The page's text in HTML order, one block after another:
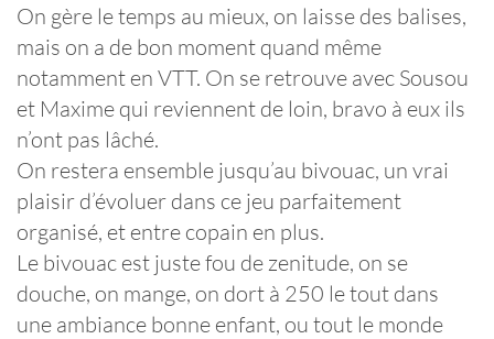
On gère le temps au mieux, on laisse des balises,
mais on a de bon moment quand même
notamment en VTT. On se retrouve avec Sousou
et Maxime qui reviennent de loin, bravo à eux ils
n’ont pas lâché.
On restera ensemble jusqu’au bivouac, un vrai
plaisir d’évoluer dans ce jeu parfaitement
organisé, et entre copain en plus.
Le bivouac est juste fou de zenitude, on se
douche, on mange, on dort à 250 le tout dans
une ambiance bonne enfant, ou tout le monde